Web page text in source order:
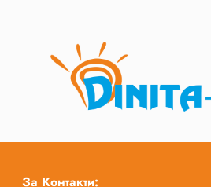
За Контакти: